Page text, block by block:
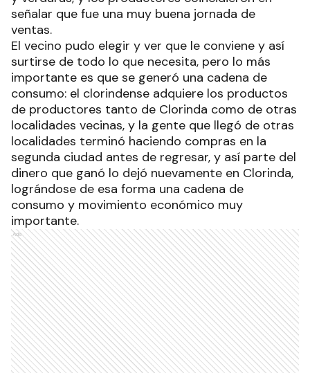
señalar que fue una muy buena jornada de
ventas.
El vecino pudo elegir y ver que le conviene y así
surtirse de todo lo que necesita, pero lo más
importante es que se generó una cadena de
consumo: el clorindense adquiere los productos
de productores tanto de Clorinda como de otras
localidades vecinas, y la gente que llegó de otras
localidades terminó haciendo compras en la
segunda ciudad antes de regresar, y así parte del
dinero que ganó lo dejó nuevamente en Clorinda,
lográndose de esa forma una cadena de
consumo y movimiento económico muy
importante.
Ads